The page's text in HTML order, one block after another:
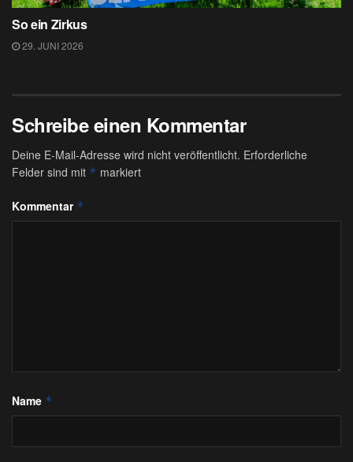
So ein Zirkus
29. JUNI 2026
Schreibe einen Kommentar
Deine E-Mail-Adresse wird nicht veröffentlicht. Erforderliche
Felder sind mit * markiert
Kommentar *
Name *